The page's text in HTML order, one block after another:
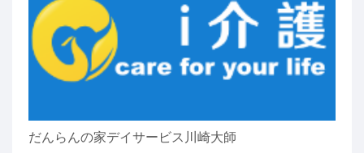
だんらんの家デイサービス川崎大師